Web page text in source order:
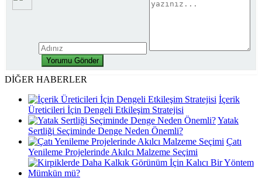
DİĞER HABERLER
İçerik
Üreticileri İçin Dengeli Etkileşim Stratejisi
Yatak
Sertliği Seçiminde Denge Neden Önemli?
Çatı
Yenileme Projelerinde Akılcı Malzeme Seçimi